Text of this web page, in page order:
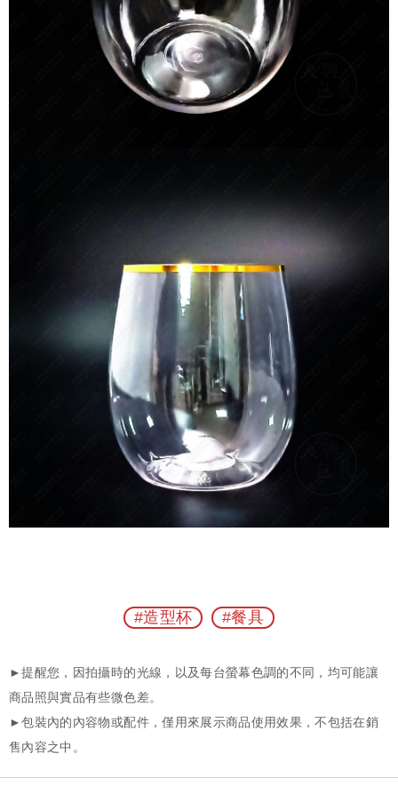
#造型杯 #餐具